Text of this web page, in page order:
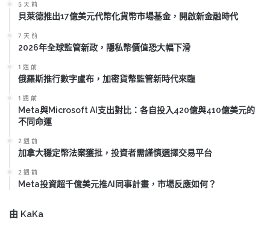
5 天 前
貝萊德推出17億美元代幣化貨幣市場基金，開啟新金融時代
7 天 前
2026年全球監管新政，隱私幣價值恐大幅下滑
1 週 前
俄羅斯推行數字盧布，加密貨幣監管新時代來臨
1 週 前
Meta與Microsoft AI支出對比：各自投入420億與410億美元的
不同命運
2 週 前
加拿大穩定幣法案獲批，投資者需謹慎選擇交易平台
2 週 前
Meta投資超千億美元推AI同事計畫，市場反應如何？
由 KaKa